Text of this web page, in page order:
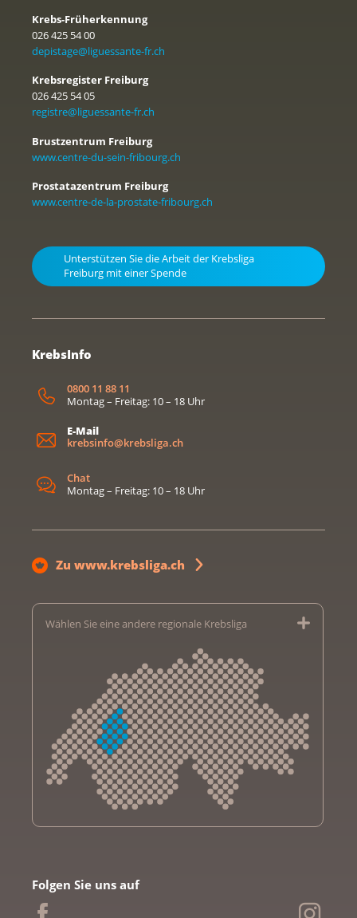
Krebs-Früherkennung
026 425 54 00
depistage@liguessante-fr.ch
Krebsregister Freiburg
026 425 54 05
registre@liguessante-fr.ch
Brustzentrum Freiburg
www.centre-du-sein-fribourg.ch
Prostatazentrum Freiburg
www.centre-de-la-prostate-fribourg.ch
Unterstützen Sie die Arbeit der Krebsliga
Freiburg mit einer Spende
KrebsInfo
0800 11 88 11
Montag – Freitag: 10 – 18 Uhr
E-Mail
krebsinfo@krebsliga.ch
Chat
Montag – Freitag: 10 – 18 Uhr
Zu www.krebsliga.ch
Wählen Sie eine andere regionale Krebsliga
Krebsliga Bern
Krebsliga Freiburg
Folgen Sie uns auf